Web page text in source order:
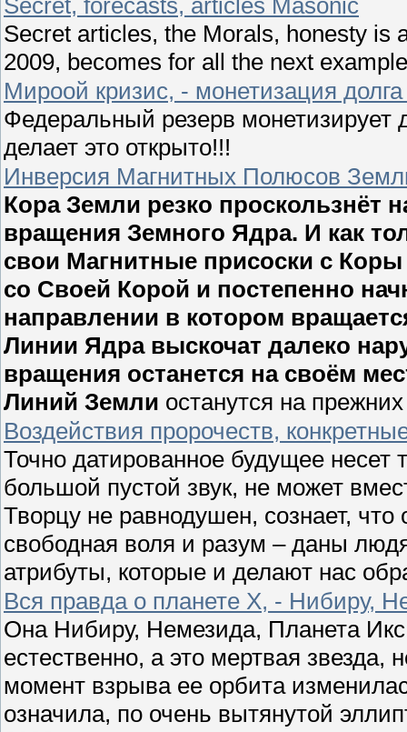
Secret articles, the Morals, honesty is
2009, becomes for all the next
Мироой кризис, - монетизация
Федеральный резерв монетизирует
делает это открыто!!!
Инверсия Магнитных Полюсов
Кора Земли резко проскользнёт
вращения Земного Ядра. И как
свои Магнитные присоски с
со Своей Корой и постепенно
направлении в котором
Линии Ядра выскочат далеко
вращения останется на своём
Линий Земли останутся на
Воздействия пророчеств,
Точно датированное будущее несет
большой пустой звук, не может
Творцу не равнодушен, сознает,
свободная воля и разум – даны
атрибуты, которые и делают нас
Вся правда о планете Х, - Нибиру,
Она Нибиру, Немезида, Планета
естественно, а это мертвая звезда,
момент взрыва ее орбита
означила, по очень вытянутой